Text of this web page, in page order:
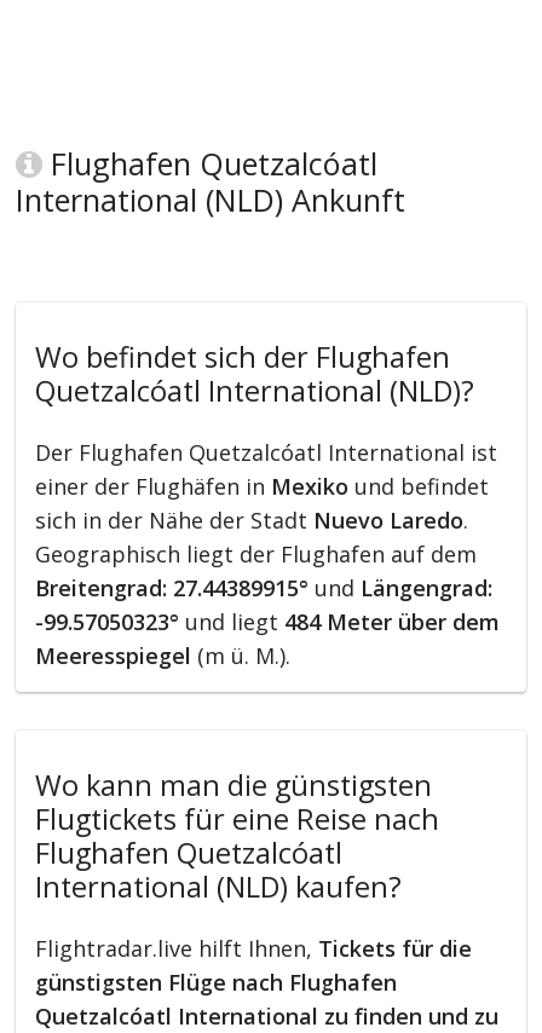
Flughafen Quetzalcóatl
International (NLD) Ankunft
Wo befindet sich der Flughafen
Quetzalcóatl International (NLD)?
Der Flughafen Quetzalcóatl International ist
einer der Flughäfen in Mexiko und befindet
sich in der Nähe der Stadt Nuevo Laredo.
Geographisch liegt der Flughafen auf dem
Breitengrad: 27.44389915° und Längengrad:
-99.57050323° und liegt 484 Meter über dem
Meeresspiegel (m ü. M.).
Wo kann man die günstigsten
Flugtickets für eine Reise nach
Flughafen Quetzalcóatl
International (NLD) kaufen?
Flightradar.live hilft Ihnen, Tickets für die
günstigsten Flüge nach Flughafen
Quetzalcóatl International zu finden und zu